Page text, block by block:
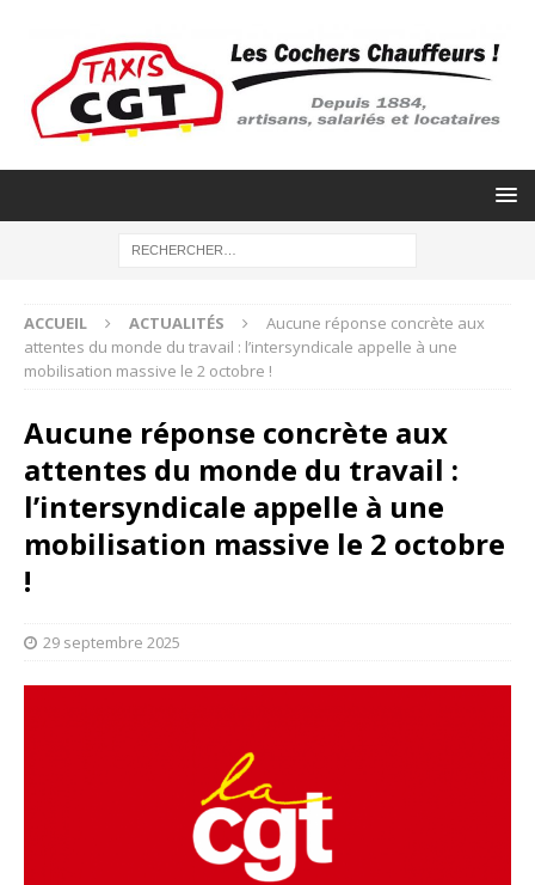
ACCUEIL ACTUALITÉS
Aucune réponse concrète aux
attentes du monde du travail : l’intersyndicale appelle à une
mobilisation massive le 2 octobre !
Aucune réponse concrète aux
attentes du monde du travail :
l’intersyndicale appelle à une
mobilisation massive le 2 octobre
!
29 septembre 2025